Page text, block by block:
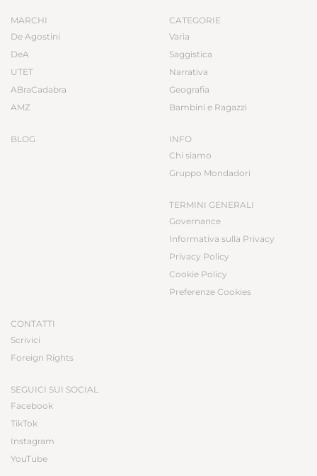
MARCHI
De Agostini
DeA
UTET
ABraCadabra
AMZ
BLOG
CATEGORIE
Varia
Saggistica
Narrativa
Geografia
Bambini e Ragazzi
INFO
Chi siamo
Gruppo Mondadori
TERMINI GENERALI
Governance
Informativa sulla Privacy
Privacy Policy
Cookie Policy
Preferenze Cookies
CONTATTI
Scrivici
Foreign Rights
SEGUICI SUI SOCIAL
Facebook
TikTok
Instagram
YouTube